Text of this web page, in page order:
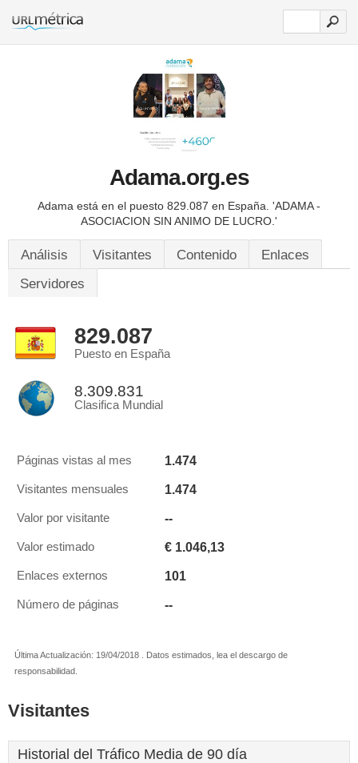
Adama.org.es
Adama está en el puesto 829.087 en España. 'ADAMA -
ASOCIACION SIN ANIMO DE LUCRO.'
Análisis Visitantes Contenido
Enlaces
Servidores
829.087
Puesto en España
8.309.831
Clasifica Mundial
Páginas vistas al mes 1.474
Visitantes mensuales 1.474
Valor por visitante --
Valor estimado € 1.046,13
Enlaces externos 101
Número de páginas --
Última Actualización: 19/04/2018 . Datos estimados, lea el descargo de
responsabilidad.
Visitantes
Historial del Tráfico Media de 90 día